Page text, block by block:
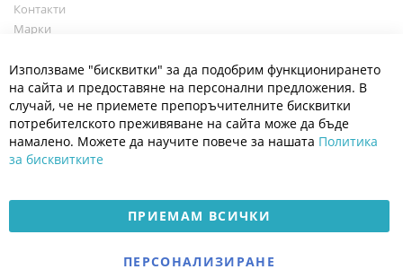
Контакти
Марки
Полезно
Общи условия
Политика за поверителност
Платформа за OPC
Доставка и плащане
Електронен магазин
разработен и поддържан
Използваме "бисквитки" за да подобрим функционирането
на сайта и предоставяне на персонални предложения. В
случай, че не приемете препоръчителните бисквитки
потребителското преживяване на сайта може да бъде
намалено. Можете да научите повече за нашата Политика
за бисквитките
ПРИЕМАМ ВСИЧКИ
ПЕРСОНАЛИЗИРАНЕ